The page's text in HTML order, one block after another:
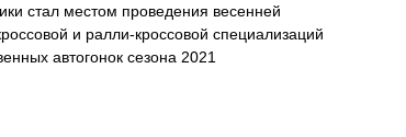
стал местом проведения весенней
и ралли-кроссовой специализаций
автогонок сезона 2021